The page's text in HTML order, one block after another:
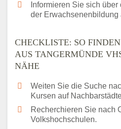
Informieren Sie sich
der Erwachsenenbildung
CHECKLISTE: SO
AUS TANGERMÜNDE
NÄHE
Weiten Sie die Suche
Kursen auf
Recherchieren Sie nach
Volkshochschulen.